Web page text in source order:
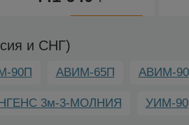
и СНГ)
90П АВИМ-65П АВИМ-90
3м-3-МОЛНИЯ УИМ-90